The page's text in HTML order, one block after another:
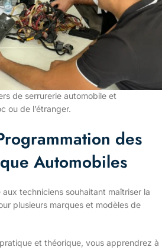
dans le domaine de la
automobile, offrant des sessions
souhaitant se spécialiser dans la
codage des systèmes électroniques
sont conçues pour répondre aux
de serrurerie automobile et
ou de l’étranger.
des
Automobiles
techniciens souhaitant maîtriser la
plusieurs marques et modèles de
et théorique, vous apprendrez à